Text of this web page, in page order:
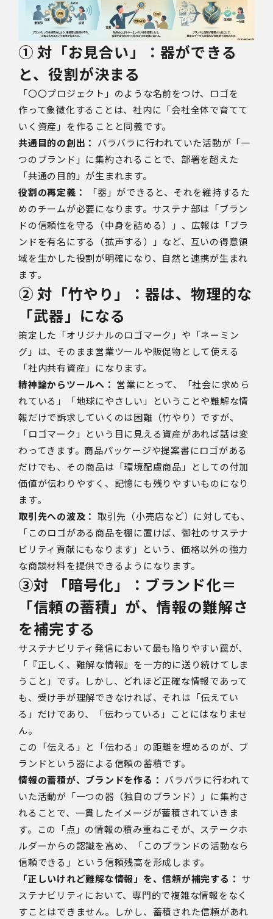
① 対「お見合い」：器ができる
と、役割が決まる
「〇〇プロジェクト」のような名前をつけ、ロゴを
作って象徴化することは、社内に「会社全体で育てて
いく資産」を作ることと同義です。
共通目的の創出： バラバラに行われていた活動が「一
つのブランド」に集約されることで、部署を超えた
「共通の目的」が生まれます。
役割の再定義：
「器」ができると、それを維持するた
めのチームが必要になります。サステナ部は「ブラン
ドの信頼性を守る（中身を詰める）」、広報は「ブラ
ンドを有名にする（拡声する）」など、 互いの得意領
域を生かした役割が明確になり、自然と連携が生まれ
ます。
② 対「竹やり」：器は、物理的な
「武器」になる
策定した「オリジナルのロゴマーク」や「ネーミン
グ」は、そのまま営業ツールや販促物として使える
「社内共有資産」になります。
精神論からツールへ： 営業にとって、「社会に求めら
れている」「地球にやさしい」ということや難解な情
報だけで訴求していくのは困難（竹やり）ですが、
「ロゴマーク」という目に見える資産があれば話は変
わってきます。商品パッケージや提案書にロゴがある
だけでも、その商品は「環境配慮商品」としての付加
価値が伝わりやすく、記憶にも残りやすいものになり
ます。
取引先への波及： 取引先（小売店など）に対しても、
「このロゴがある商品を棚に置けば、御社のサステナ
ビリティ貢献にもなります」という、 価格以外の強力
な商談材料を提供できるようになります。
③対 「暗号化」：ブランド化＝
「信頼の蓄積」が、情報の難解さ
を補完する
サステナビリティ発信において最も陥りやすい罠が、
「『正しく、難解な情報』を一方的に送り続けてしま
うこと」です。しかし、どれほど正確な情報であって
も、受け手が理解できなければ、それは「伝えてい
る」だけであり、「伝わっている」ことにはなりませ
ん。
この「伝える」と「伝わる」の距離を埋めるのが、ブ
ランドという器による信頼の蓄積です。
情報の蓄積が、ブランドを作る： バラバラに行われて
いた活動が「一つの器（独自のブランド）」に集約さ
れることで、一貫したイメージが蓄積されていきま
す。この「点」の情報の積み重ねこそが、ステークホ
ルダーからの認識を高め、「このブランドの活動なら
信頼できる」という信頼残高を形成します。
「正しいけれど難解な情報」を、信頼が補完する： サ
ステナビリティにおいて、専門的で複雑な情報をなく
すことはできません。しかし、蓄積された信頼があれ